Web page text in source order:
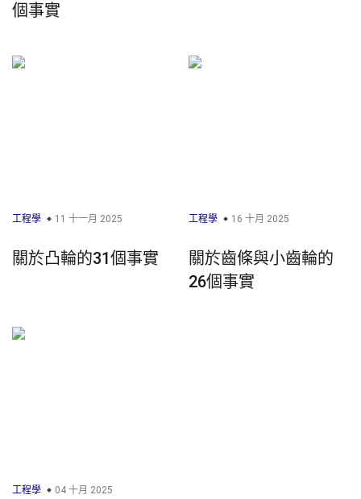
個事實
工程學 11 十一月 2025
關於凸輪的31個事實
工程學 16 十月 2025
關於齒條與小齒輪的
26個事實
工程學 04 十月 2025